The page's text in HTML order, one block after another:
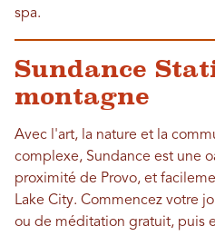
spa.
Sundance
montagne
Avec l'art, la nature et la
complexe, Sundance est une
proximité de Provo, et
Lake City. Commencez votre
ou de méditation gratuit, puis